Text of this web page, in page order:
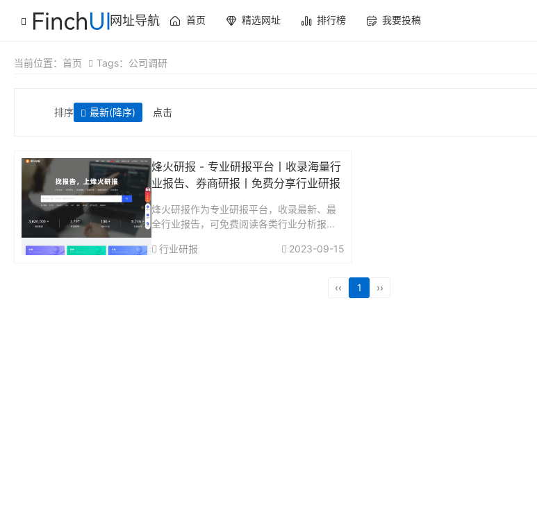
网址导航 首页 精选网址 排行榜 我要投稿
当前位置： 首页 Tags：公司调研
排序 最新(降序) 点击
烽火研报 - 专业研报平台丨收录海量行
业报告、券商研报丨免费分享行业研报
烽火研报作为专业研报平台，收录最新、最
全行业报告，可免费阅读各类行业分析报
搜索，支持全文关键词匹配，可下载PDF、W
行业研报 2023-09-15
‹‹ 1 ››